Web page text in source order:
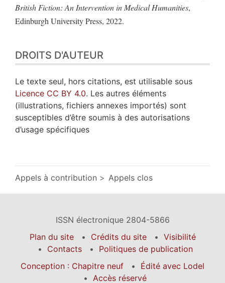
British Fiction: An Intervention in Medical Humanities,
Edinburgh University Press, 2022.
DROITS D'AUTEUR
Le texte seul, hors citations, est utilisable sous
Licence CC BY 4.0. Les autres éléments
(illustrations, fichiers annexes importés) sont
susceptibles d’être soumis à des autorisations
d’usage spécifiques
Appels à contribution Appels clos
ISSN électronique 2804-5866
Plan du site
Crédits du site
Visibilité
Contacts
Politiques de publication
Conception : Chapitre neuf
Édité avec Lodel
Accès réservé